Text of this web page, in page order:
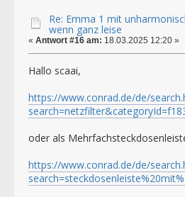
Re: Emma 1 mit
wenn ganz leise
« Antwort #16 am: 18.03.2025 12:20 »
Hallo scaai,
https://www.conrad.de/de/
oder als
https://www.conrad.de/de/